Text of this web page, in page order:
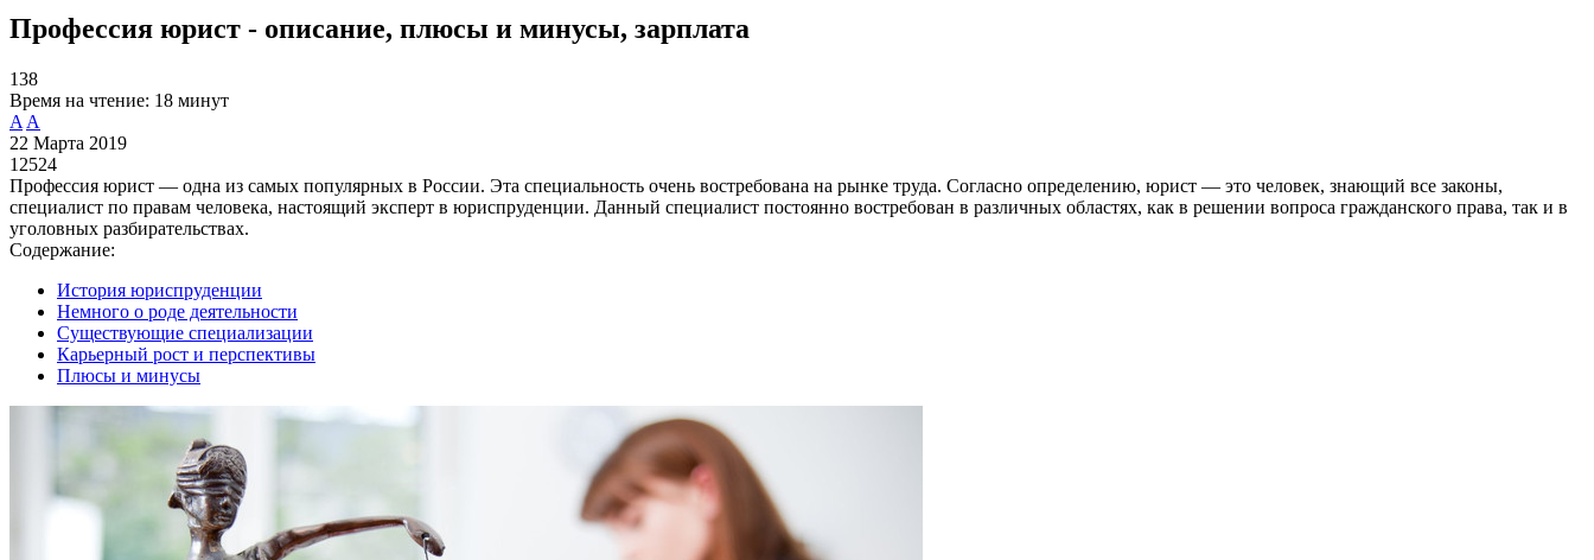
Профессия юрист - описание, плюсы и минусы, зарплата
138
Время на чтение: 18 минут
A A
22 Марта 2019
12524
Профессия юрист — одна из самых популярных в России. Эта специальность очень востребована на рынке труда. Согласно определению, юрист — это человек, знающий все законы,
специалист по правам человека, настоящий эксперт в юриспруденции. Данный специалист постоянно востребован в различных областях, как в решении вопроса гражданского права, так и в
уголовных разбирательствах.
Содержание:
История юриспруденции
Немного о роде деятельности
Существующие специализации
Карьерный рост и перспективы
Плюсы и минусы